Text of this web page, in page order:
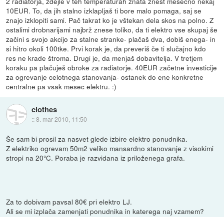
10EUR. To, da jih stalno izklapljaš ti bore malo pomaga, saj se
znajo izklopiti sami. Pač takrat ko je vštekan dela skos na polno. Z
ostalimi drobnarijami najbrž znese toliko, da ti elektro vse skupaj še
začini s svojo akcijo za stalne stranke- plačaš dva, dobiš enega- in
si hitro okoli 100tke. Prvi korak je, da preveriš če ti slučajno kdo
res ne krade štroma. Drugi je, da menjaš dobavitelja. V tretjem
koraku pa plačuješ obroke za radiatorje. 40EUR začetne investicije
za ogrevanje celotnega stanovanja- ostanek do ene konkretne
centralne pa vsak mesec elektru. :)
clothes
::8. mar 2010, 11:50
Še sam bi prosil za nasvet glede izbire elektro ponudnika.
Z elektriko ogrevam 50m2 veliko mansardno stanovanje z visokimi
stropi na 20°C. Poraba je razvidana iz priloženega grafa.
Za to dobivam pavsal 80€ pri elektro LJ.
Ali se mi izplača zamenjati ponudnika in katerega naj vzamem?